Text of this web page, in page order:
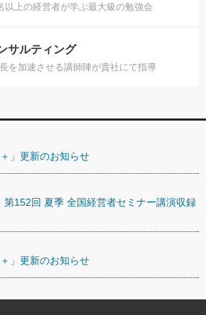
以上の経営者が学ぶ最大級の勉強会
サルティング
を加速させる講師陣が貴社にて指導
」更新のお知らせ
第152回 夏季 全国経営者セミナー講演収録
」更新のお知らせ